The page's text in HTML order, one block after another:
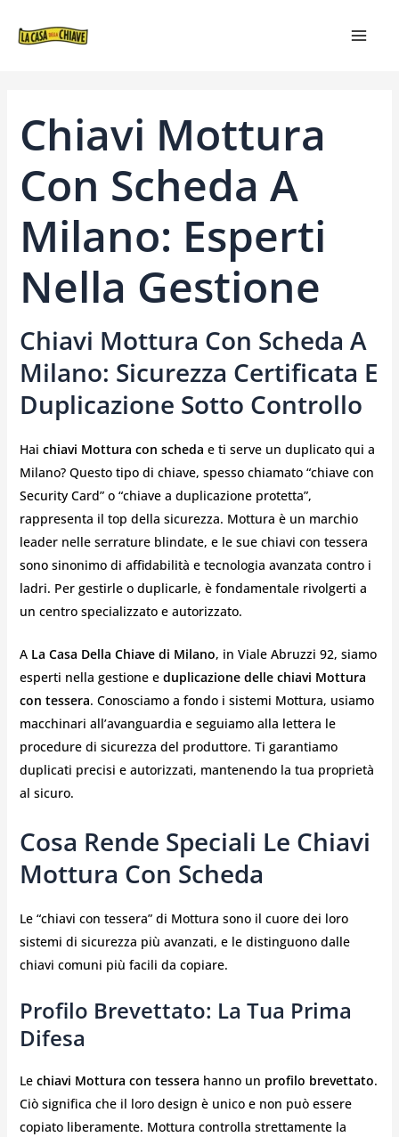
Chiavi Mottura
Con Scheda A
Milano: Esperti
Nella Gestione
Chiavi Mottura Con Scheda A
Milano: Sicurezza Certificata E
Duplicazione Sotto Controllo
Hai chiavi Mottura con scheda e ti serve un duplicato qui a
Milano? Questo tipo di chiave, spesso chiamato “chiave con
Security Card” o “chiave a duplicazione protetta”,
rappresenta il top della sicurezza. Mottura è un marchio
leader nelle serrature blindate, e le sue chiavi con tessera
sono sinonimo di affidabilità e tecnologia avanzata contro i
ladri. Per gestirle o duplicarle, è fondamentale rivolgerti a
un centro specializzato e autorizzato.
A La Casa Della Chiave di Milano, in Viale Abruzzi 92, siamo
esperti nella gestione e duplicazione delle chiavi Mottura
con tessera. Conosciamo a fondo i sistemi Mottura, usiamo
macchinari all’avanguardia e seguiamo alla lettera le
procedure di sicurezza del produttore. Ti garantiamo
duplicati precisi e autorizzati, mantenendo la tua proprietà
al sicuro.
Cosa Rende Speciali Le Chiavi
Mottura Con Scheda
Le “chiavi con tessera” di Mottura sono il cuore dei loro
sistemi di sicurezza più avanzati, e le distinguono dalle
chiavi comuni più facili da copiare.
Profilo Brevettato: La Tua Prima
Difesa
Le chiavi Mottura con tessera hanno un profilo brevettato.
Ciò significa che il loro design è unico e non può essere
copiato liberamente. Mottura controlla strettamente la
ARTICOLI